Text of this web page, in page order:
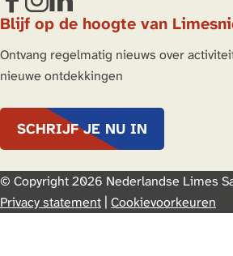
F
a
c
e
o
L
i
I
n
s
t
r
m
L
L
i
n
k
d
I
L
i
Blijf op de hoogte van
Ontvang regelmatig nieuws over
nieuwe ontdekkingen
SCHRIJF JE NU IN
© Copyright 2026 Nederlandse Limes
Privacy statement | Cookievoorkeuren